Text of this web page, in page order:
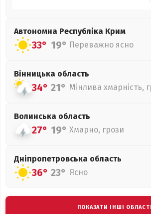
Автономна Республіка Крим
33° 19° Переважно ясно
Вінницька область
34° 21° Мінлива хмарність,
Волинська область
27° 19° Хмарно, грози
Дніпропетровська область
36° 23° Ясно
ПОКАЗАТИ ІНШІ ОБЛАСТІ